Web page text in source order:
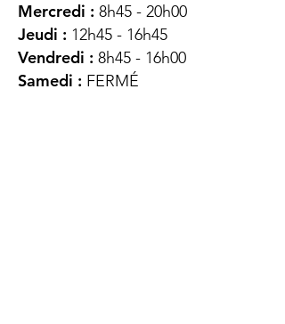
Mercredi : 8h45 - 20h00
Jeudi : 12h45 - 16h45
Vendredi : 8h45 - 16h00
Samedi : FERMÉ